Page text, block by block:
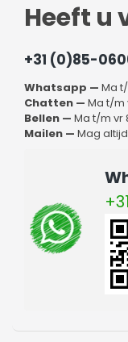
Heeft u
+31 (0)85-
Whatsapp — Ma
Chatten — Ma t/m
Bellen — Ma t/m vr
Mailen — Mag